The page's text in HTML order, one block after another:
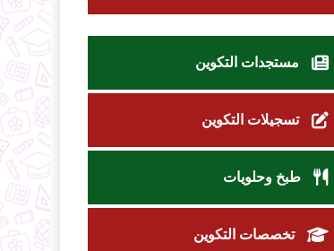
مستجدات التكوين
تسجيلات التكوين
طبخ وحلويات
تخصصات التكوين